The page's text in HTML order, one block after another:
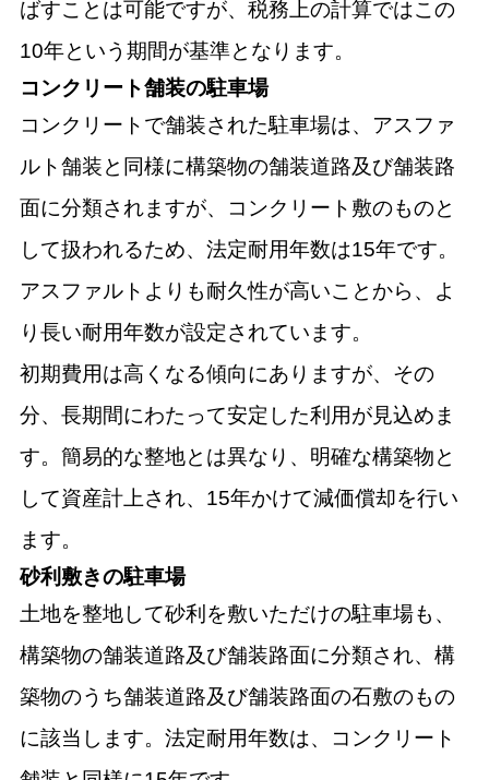
ばすことは可能ですが、税務上の計算ではこの
10年という期間が基準となります。
コンクリート舗装の駐車場
コンクリートで舗装された駐車場は、アスファ
ルト舗装と同様に構築物の舗装道路及び舗装路
面に分類されますが、コンクリート敷のものと
して扱われるため、法定耐用年数は15年です。
アスファルトよりも耐久性が高いことから、よ
り長い耐用年数が設定されています。
初期費用は高くなる傾向にありますが、その
分、長期間にわたって安定した利用が見込めま
す。簡易的な整地とは異なり、明確な構築物と
して資産計上され、15年かけて減価償却を行い
ます。
砂利敷きの駐車場
土地を整地して砂利を敷いただけの駐車場も、
構築物の舗装道路及び舗装路面に分類され、構
築物のうち舗装道路及び舗装路面の石敷のもの
に該当します。法定耐用年数は、コンクリート